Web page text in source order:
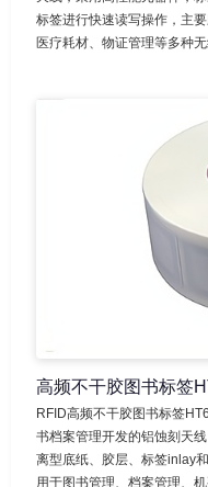
标签进行快速读写操作，主
医疗耗材、物证管理等多种
高频不干胶图书标签
RFID高频不干胶图书标签
书档案管理开发的铝蚀刻天
离型底纸、胶层、标签inlay
用于图书管理、档案管理、